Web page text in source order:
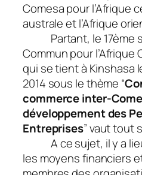
Comesa pour l’Afrique
australe et l’Afrique
Partant, le 17ème
Commun pour
qui se tient à Kinshasa
2014 sous le thème “
commerce inter-
développement des
Entreprises” vaut tout
A ce sujet, il y a
les moyens financiers